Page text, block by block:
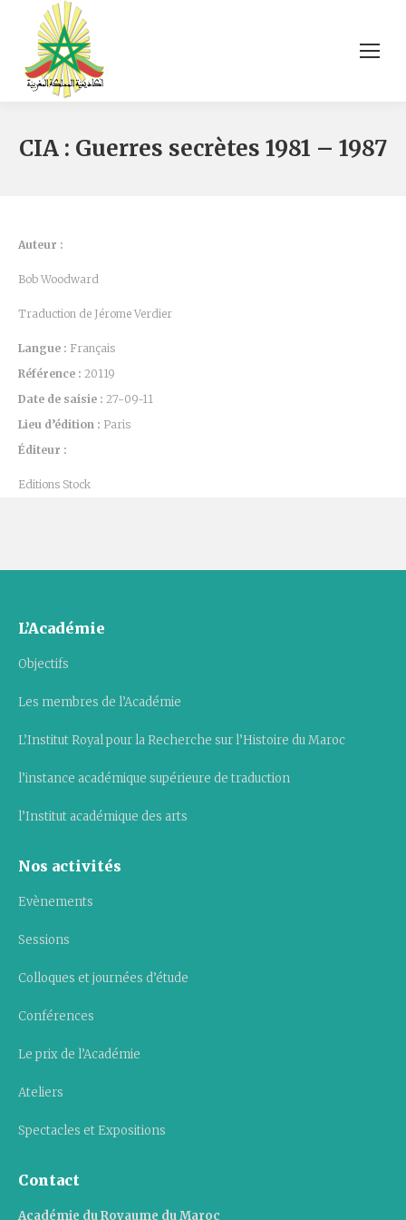
CIA : Guerres secrètes 1981 – 1987
Auteur :
Bob Woodward
Traduction de Jérome Verdier
Langue : Français
Référence : 20119
Date de saisie : 27-09-11
Lieu d’édition : Paris
Éditeur :
Editions Stock
L’Académie
Objectifs
Les membres de l’Académie
L’Institut Royal pour la Recherche sur l’Histoire du Maroc
l’instance académique supérieure de traduction
l’Institut académique des arts
Nos activités
Evènements
Sessions
Colloques et journées d’étude
Conférences
Le prix de l’Académie
Ateliers
Spectacles et Expositions
Contact
Académie du Royaume du Maroc